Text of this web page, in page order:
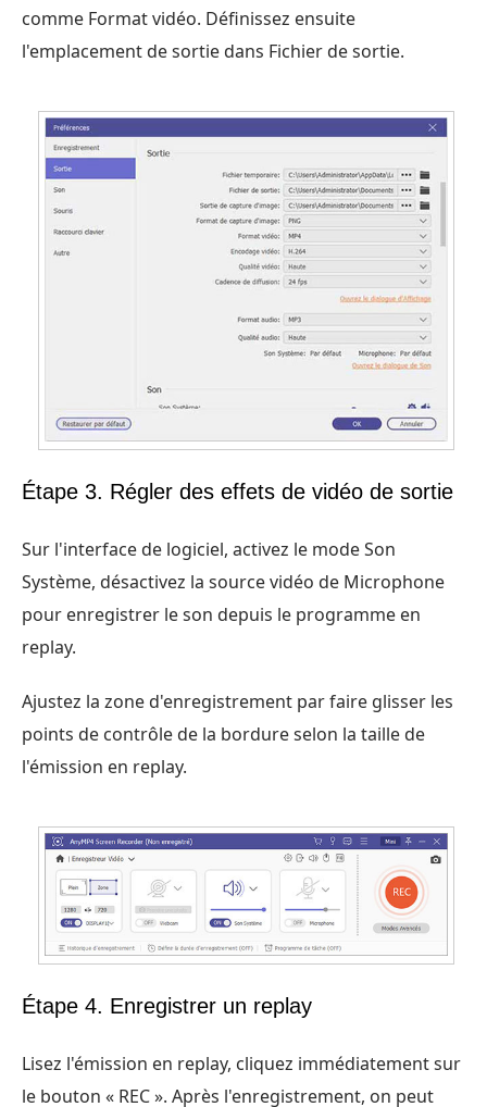
comme Format vidéo. Définissez ensuite
l'emplacement de sortie dans Fichier de sortie.
Étape 3. Régler des effets de vidéo de sortie
Sur l'interface de logiciel, activez le mode Son
Système, désactivez la source vidéo de Microphone
pour enregistrer le son depuis le programme en
replay.
Ajustez la zone d'enregistrement par faire glisser les
points de contrôle de la bordure selon la taille de
l'émission en replay.
Étape 4. Enregistrer un replay
Lisez l'émission en replay, cliquez immédiatement sur
le bouton « REC ». Après l'enregistrement, on peut